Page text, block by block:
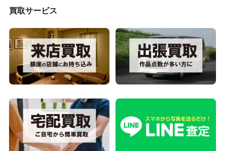
買取サービス